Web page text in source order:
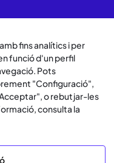
fins analítics i per
funció d'un perfil
Pots
"Configuració",
o rebutjar-les
consulta la